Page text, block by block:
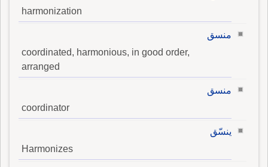
harmonization
منسق
coordinated, harmonious, in good order,
arranged
منسق
coordinator
ينسّق
Harmonizes